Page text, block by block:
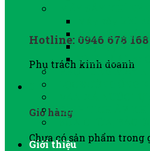
Hotline: 0946 678 168
Phụ trách kinh doanh
Giỏ hàng
Chưa có sản phẩm trong
Máy sấy khí
Máy sấy khí
Thiết bị After
PHỤ TÙNG MÁY
BÌNH TÍCH ÁP KHÍ
SỬA CHỮA, BẢO
Giới thiệu